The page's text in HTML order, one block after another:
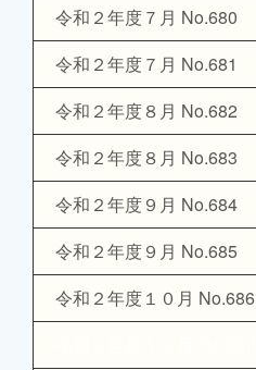
令和２年度７月 No.680
令和２年度７月 No.681
令和２年度８月 No.682
令和２年度８月 No.683
令和２年度９月 No.684
令和２年度９月 No.685
令和２年度１０月 No.686